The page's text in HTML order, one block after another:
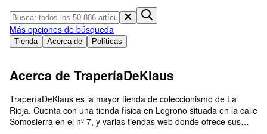
Arte y coleccionismo
Vendedores
Comenzar a vender
Ayuda
CERRAR
Tienda Acerca de Políticas
Más opciones de búsqueda
Acerca de TraperíaDeKlaus
TraperíaDeKlaus es la mayor tienda de coleccionismo de La
Rioja. Cuenta con una tienda física en Logroño situada en la calle
Somosierra en el nº 7, y varias tiendas web donde ofrece sus